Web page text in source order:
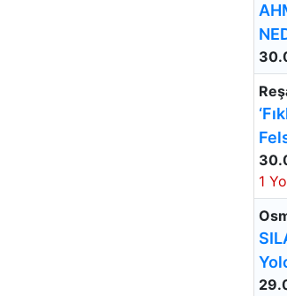
1